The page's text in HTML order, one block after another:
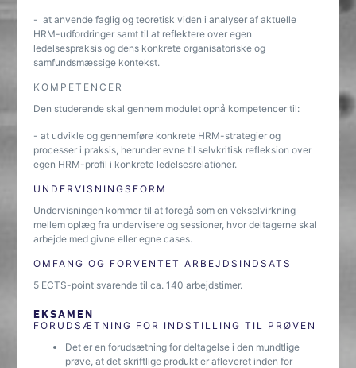
- at anvende faglig og teoretisk viden i analyser af aktuelle
HRM-udfordringer samt til at reflektere over egen
ledelsespraksis og dens konkrete organisatoriske og
samfundsmæssige kontekst.
KOMPETENCER
Den studerende skal gennem modulet opnå kompetencer til:
- at udvikle og gennemføre konkrete HRM-strategier og
processer i praksis, herunder evne til selvkritisk refleksion over
egen HRM-profil i konkrete ledelsesrelationer.
UNDERVISNINGSFORM
Undervisningen kommer til at foregå som en vekselvirkning
mellem oplæg fra undervisere og sessioner, hvor deltagerne skal
arbejde med givne eller egne cases.
OMFANG OG FORVENTET ARBEJDSINDSATS
5 ECTS-point svarende til ca. 140 arbejdstimer.
EKSAMEN
FORUDSÆTNING FOR INDSTILLING TIL PRØVEN
Det er en forudsætning for deltagelse i den mundtlige
prøve, at det skriftlige produkt er afleveret inden for